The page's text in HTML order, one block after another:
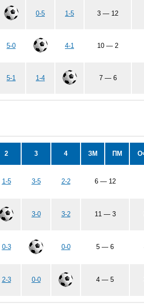
0-5 1-5 3 — 12
5-0 4-1 10 — 2
5-1 1-4 7 — 6
2 3 4 ЗМ ПМ
1-5 3-5 2-2 6 — 12
3-0 3-2 11 — 3
0-3 0-0 5 — 6
2-3 0-0 4 — 5